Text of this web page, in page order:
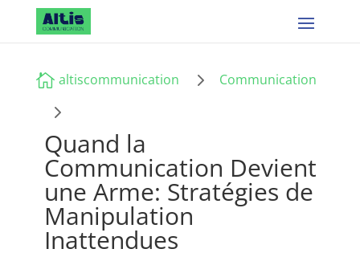
 altiscommunication 5 Communication
5
Quand la
Communication Devient
une Arme: Stratégies de
Manipulation
Inattendues